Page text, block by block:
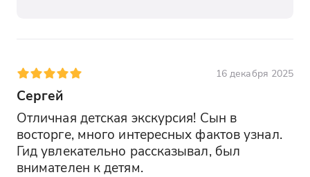
16 декабря 2025
Сергей
Отличная детская экскурсия! Сын в
восторге, много интересных фактов узнал.
Гид увлекательно рассказывал, был
внимателен к детям.